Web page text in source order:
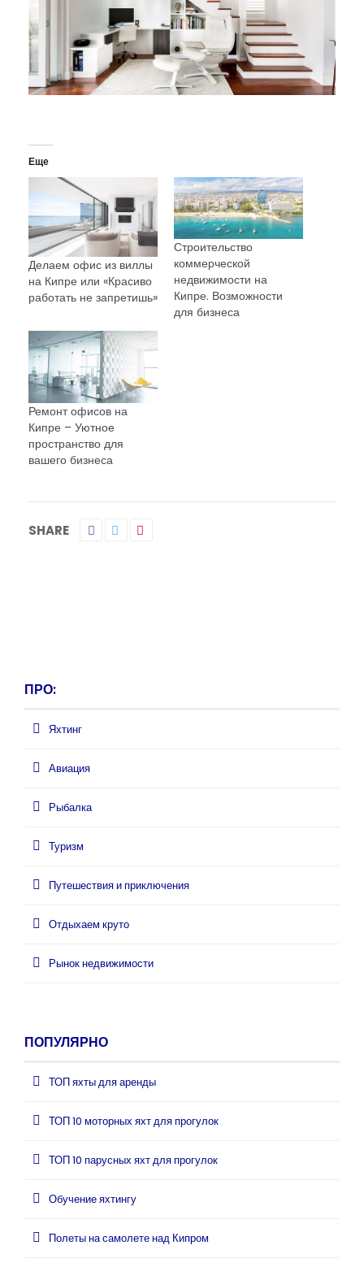
Еще
Делаем офис из виллы
на Кипре или «Красиво
работать не запретишь»
Строительство
коммерческой
недвижимости на
Кипре. Возможности
для бизнеса
Ремонт офисов на
Кипре – Уютное
пространство для
вашего бизнеса
SHARE
ПРО:
Яхтинг
Авиация
Рыбалка
Туризм
Путешествия и приключения
Отдыхаем круто
Рынок недвижимости
ПОПУЛЯРНО
ТОП яхты для аренды
ТОП 10 моторных яхт для прогулок
ТОП 10 парусных яхт для прогулок
Обучение яхтингу
Полеты на самолете над Кипром